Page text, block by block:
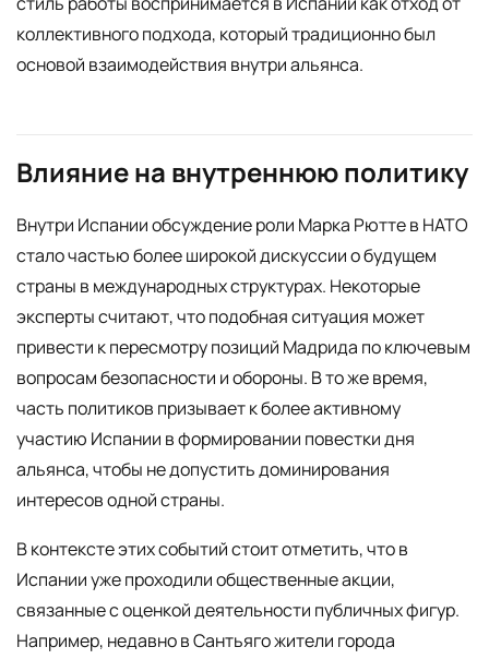
коллективного подхода, который традиционно был
основой взаимодействия внутри альянса.
Влияние на внутреннюю политику
Внутри Испании обсуждение роли Марка Рютте в НАТО
стало частью более широкой дискуссии о будущем
страны в международных структурах. Некоторые
эксперты считают, что подобная ситуация может
привести к пересмотру позиций Мадрида по ключевым
вопросам безопасности и обороны. В то же время,
часть политиков призывает к более активному
участию Испании в формировании повестки дня
альянса, чтобы не допустить доминирования
интересов одной страны.
В контексте этих событий стоит отметить, что в
Испании уже проходили общественные акции,
связанные с оценкой деятельности публичных фигур.
Например, недавно в Сантьяго жители города